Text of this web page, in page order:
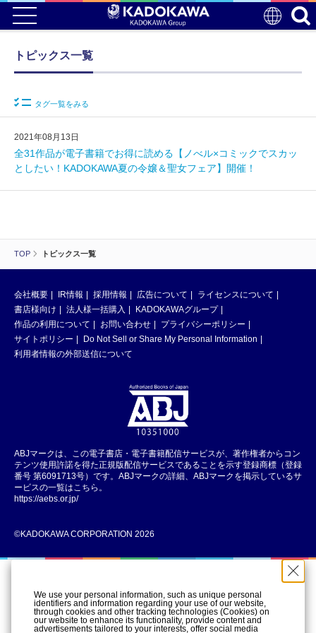
TOP トピックス一覧
トピックス一覧
タグ一覧をみる
2021年08月13日
全31作品が電子書籍でお得に読める【ノべル×コミックでスカッ
としたい！KADOKAWA夏の令嬢＆聖女フェア】開催！
会社概要 IR情報 採用情報 広告について
ライセンスについて
書店様向け
法人様一括購入
KADOKAWAグループ
作品の利用について
お問い合わせ
プライバシーポリシー
サイトポリシー
Do Not Sell or Share My Personal Information
利用者情報の外部送信について
ABJマークは、この電子書店・電子書籍配信サービスが、著作権者からコン
テンツ使用許諾を得た正規版配信サービスであることを示す登録商標（登録
番号 第6091713号）です。ABJマークの詳細、ABJマークを掲示しているサ
ービスの一覧はこちら。
https://aebs.or.jp/
©KADOKAWA CORPORATION 2026
We use your personal information, such as unique personal
identifiers and information regarding your use of our website,
through cookies and other tracking technologies (Cookies) on
our website to enhance its functionality, provide content and
advertisements tailored to your interests, offer social media